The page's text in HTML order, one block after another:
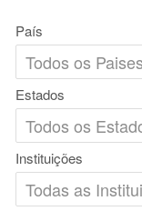
País
Estados
Instituições